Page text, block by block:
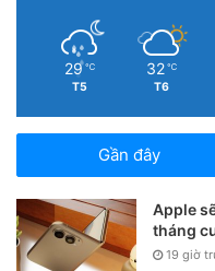
Như vậy mình đã hướng
giọng nói đến với mọi
29 ℃
T5
32 ℃
T6
Gần đây
Apple
tháng
19 giờ